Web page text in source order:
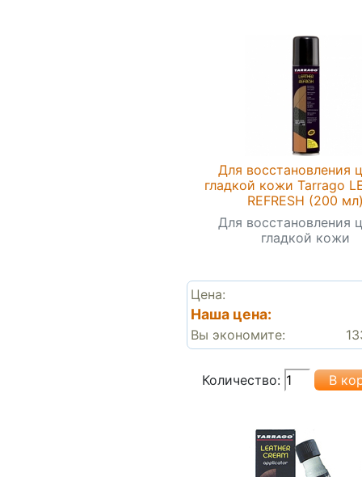
Для восстановления
гладкой кожи Tarrago
REFRESH (200
Для восстановления
гладкой кожи
Цена:
Наша цена:
Вы экономите:
Количество: